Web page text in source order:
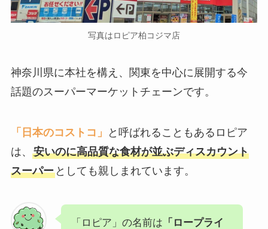
写真はロピア柏コジマ店
神奈川県に本社を構え、関東を中心に展開する今
話題のスーパーマーケットチェーンです。
「日本のコストコ」
と呼ばれることもあるロピア
は、 安いのに高品質な食材が並ぶディスカウント
スーパーとしても親しまれています。
「ロピア」の名前は 「ロープライ